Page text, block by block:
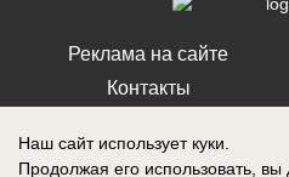
Реклама на сайте
Контакты
Наш сайт использует куки.
Продолжая его использовать, вы